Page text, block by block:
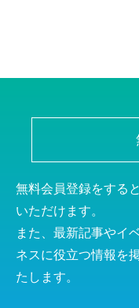
無料会員登録をする
いただけます。
また、最新記事やイ
ネスに役立つ情報を
たします。